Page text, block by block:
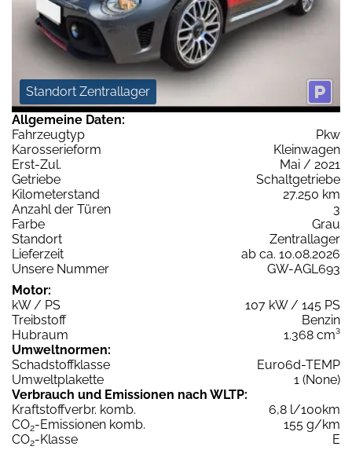
Standort Zentrallager
Allgemeine Daten:
Fahrzeugtyp
Pkw
Karosserieform
Kleinwagen
Erst-Zul.
Mai / 2021
Getriebe
Schaltgetriebe
Kilometerstand
27.250 km
Anzahl der Türen
3
Farbe
Grau
Standort
Zentrallager
Lieferzeit
ab ca. 10.08.2026
Unsere Nummer
GW-AGL693
Motor:
kW / PS
107 kW / 145 PS
Treibstoff
Benzin
Hubraum
1.368 cm³
Umweltnormen:
Schadstoffklasse
Euro6d-TEMP
Umweltplakette
1 (None)
Verbrauch und Emissionen nach WLTP:
Kraftstoffverbr. komb.
6,8 l/100km
CO2-Emissionen komb.
155 g/km
CO2-Klasse
E